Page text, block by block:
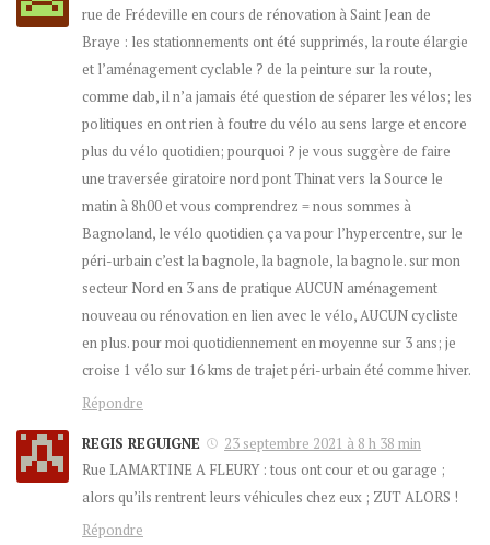
rue de Frédeville en cours de rénovation à Saint Jean de
Braye : les stationnements ont été supprimés, la route élargie
et l’aménagement cyclable ? de la peinture sur la route,
comme dab, il n’a jamais été question de séparer les vélos; les
politiques en ont rien à foutre du vélo au sens large et encore
plus du vélo quotidien; pourquoi ? je vous suggère de faire
une traversée giratoire nord pont Thinat vers la Source le
matin à 8h00 et vous comprendrez = nous sommes à
Bagnoland, le vélo quotidien ça va pour l’hypercentre, sur le
péri-urbain c’est la bagnole, la bagnole, la bagnole. sur mon
secteur Nord en 3 ans de pratique AUCUN aménagement
nouveau ou rénovation en lien avec le vélo, AUCUN cycliste
en plus. pour moi quotidiennement en moyenne sur 3 ans; je
croise 1 vélo sur 16 kms de trajet péri-urbain été comme hiver.
Répondre
REGIS REGUIGNE
23 septembre 2021 à 8 h 38 min
Rue LAMARTINE A FLEURY : tous ont cour et ou garage ;
alors qu’ils rentrent leurs véhicules chez eux ; ZUT ALORS !
Répondre